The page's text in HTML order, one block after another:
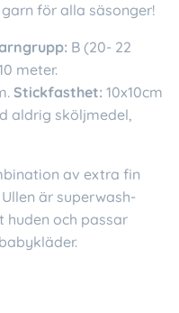
för alla säsonger!
B (20- 22
meter.
Stickfasthet: 10x10cm
aldrig sköljmedel,
av extra fin
är superwash-
huden och passar